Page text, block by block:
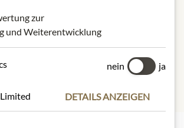
Zucker:5,34 g
24,2 g
g
zur
und Weiterentwicklung
nein ja
DETAILS ANZEIGEN